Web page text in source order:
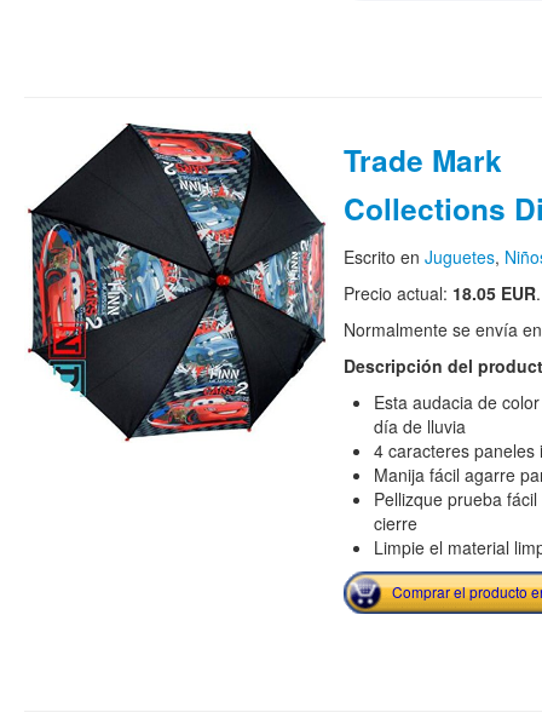
Trade Mark
Collections
Escrito en Juguetes,
Precio actual: 18.05 EUR.
Normalmente se envía
Descripción del
Esta audacia de
día de lluvia
4 caracteres paneles
Manija fácil agarre
Pellizque prueba
cierre
Limpie el material
Comprar el producto